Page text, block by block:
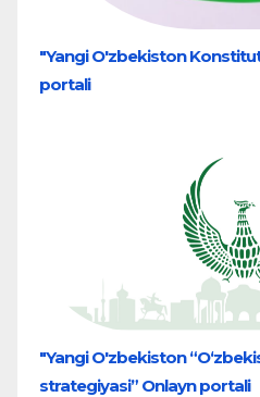
"Yangi O'zbekiston
portali
"Yangi O'zbekiston
strategiyasi” Onlayn portali